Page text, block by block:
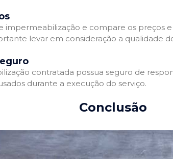
e compare os preços
levar em consideração a qualidade
contratada possua seguro de
durante a execução do serviço.
Conclusão